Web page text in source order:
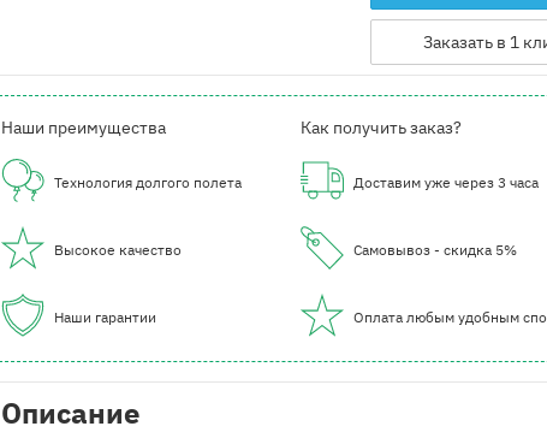
Заказать в 1
Наши преимущества
Технология долгого полета
Высокое качество
Наши гарантии
Как получить заказ?
Доставим уже через 3 часа
Самовывоз - скидка 5%
Оплата любым удобным
Описание